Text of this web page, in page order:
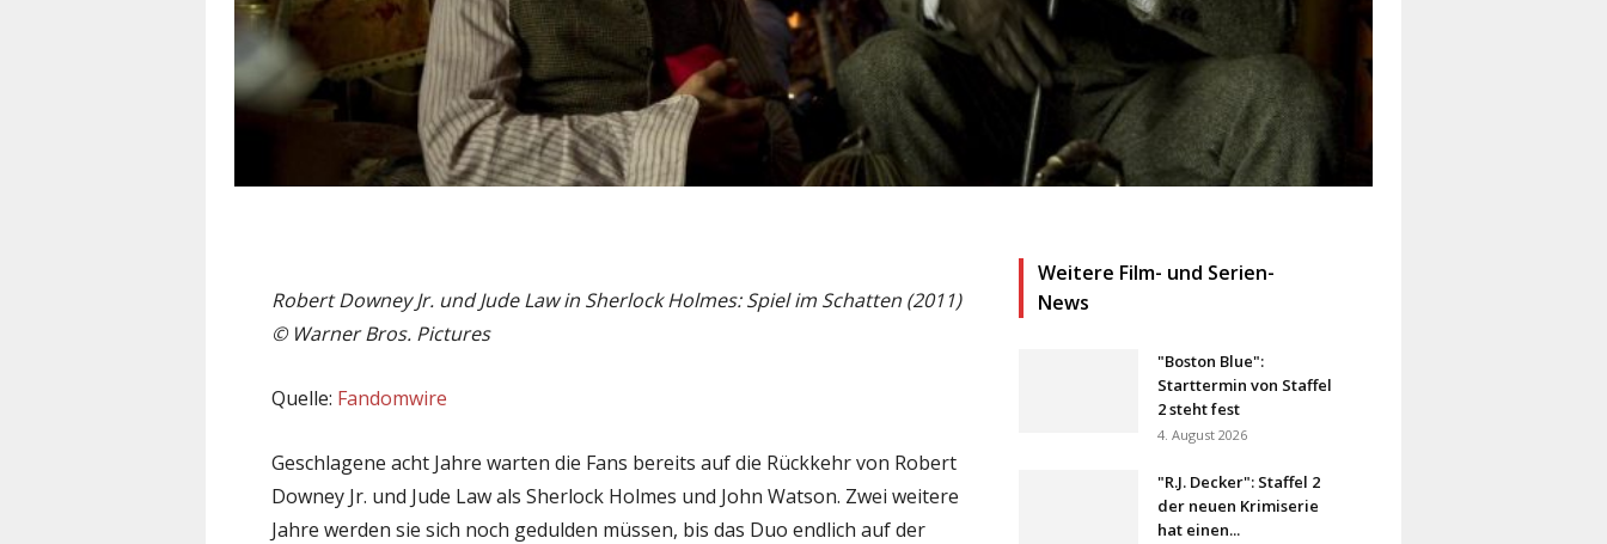
Robert Downey Jr. und Jude Law in Sherlock Holmes: Spiel im Schatten (2011)
© Warner Bros. Pictures
Quelle: Fandomwire
Geschlagene acht Jahre warten die Fans bereits auf die Rückkehr von Robert
Downey Jr. und Jude Law als Sherlock Holmes und John Watson. Zwei weitere
Jahre werden sie sich noch gedulden müssen, bis das Duo endlich auf der
Weitere Film- und Serien-
News
"Boston Blue":
Starttermin von Staffel
2 steht fest
4. August 2026
"R.J. Decker": Staffel 2
der neuen Krimiserie
hat einen...